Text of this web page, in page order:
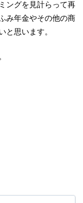
ングを見計らって再
み年金やその他の商
と思います。